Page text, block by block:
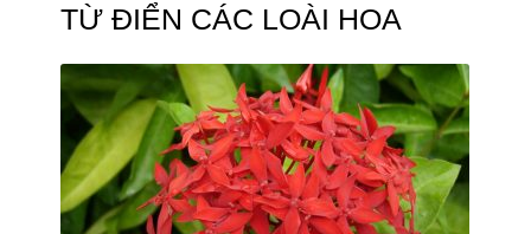
TỪ ĐIỂN CÁC LOÀI HOA